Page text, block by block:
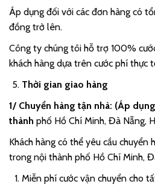
Áp dụng đối với các đơn hàng có
đồng trở lên.
Công ty chúng tôi hỗ trợ 100%
khách hàng dựa trên cước phí thực
Thời gian giao hàng
1/ Chuyển hàng tận nhà: (Áp
thành phố Hồ Chí Minh, Đà Nẵng,
Khách hàng có thể yêu cầu chuyển
trong nội thành phố Hồ Chí Minh,
Miễn phí cước vận chuyển cho